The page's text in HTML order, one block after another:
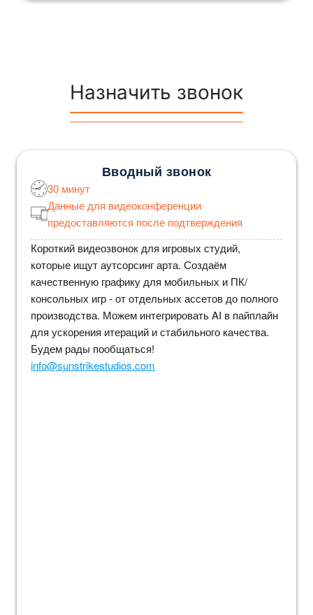
Назначить звонок
Вводный звонок
30 минут
Данные для видеоконференции
предоставляются после подтверждения
Короткий видеозвонок для игровых студий,
которые ищут аутсорсинг арта. Создаём
качественную графику для мобильных и ПК/
консольных игр - от отдельных ассетов до полного
производства. Можем интегрировать AI в пайплайн
для ускорения итераций и стабильного качества.
Будем рады пообщаться!
info@sunstrikestudios.com